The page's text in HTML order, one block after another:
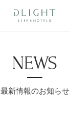
NEWS
最新情報のお知らせ